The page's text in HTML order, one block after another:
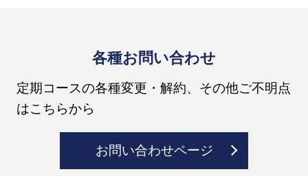
各種お問い合わせ
定期コースの各種変更・解約、その他ご不明点
はこちらから
お問い合わせページ